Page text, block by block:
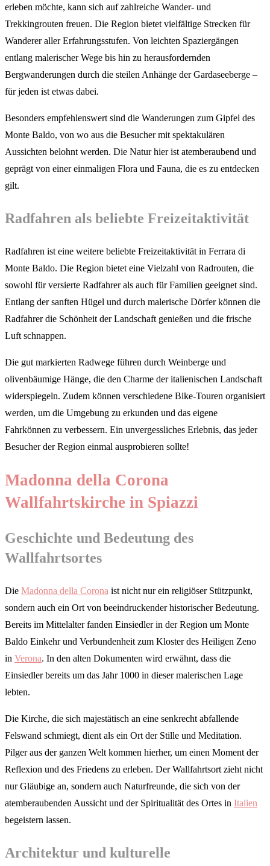
erleben möchte, kann sich auf zahlreiche Wander- und
Trekkingrouten freuen. Die Region bietet vielfältige Strecken für
Wanderer aller Erfahrungsstufen. Von leichten Spaziergängen
entlang malerischer Wege bis hin zu herausfordernden
Bergwanderungen durch die steilen Anhänge der Gardaseeberge –
für jeden ist etwas dabei.
Besonders empfehlenswert sind die Wanderungen zum Gipfel des
Monte Baldo, von wo aus die Besucher mit spektakulären
Aussichten belohnt werden. Die Natur hier ist atemberaubend und
geprägt von einer einmaligen Flora und Fauna, die es zu entdecken
gilt.
Radfahren als beliebte Freizeitaktivität
Radfahren ist eine weitere beliebte Freizeitaktivität in Ferrara di
Monte Baldo. Die Region bietet eine Vielzahl von Radrouten, die
sowohl für versierte Radfahrer als auch für Familien geeignet sind.
Entlang der sanften Hügel und durch malerische Dörfer können die
Radfahrer die Schönheit der Landschaft genießen und die frische
Luft schnappen.
Die gut markierten Radwege führen durch Weinberge und
olivenbäumige Hänge, die den Charme der italienischen Landschaft
widerspiegeln. Zudem können verschiedene Bike-Touren organisiert
werden, um die Umgebung zu erkunden und das eigene
Fahrkönnen zu verbessern. Ein unvergessliches Erlebnis, das jeder
Besucher der Region einmal ausprobieren sollte!
Madonna della Corona
Wallfahrtskirche in Spiazzi
Geschichte und Bedeutung des
Wallfahrtsortes
Die Madonna della Corona ist nicht nur ein religiöser Stützpunkt,
sondern auch ein Ort von beeindruckender historischer Bedeutung.
Bereits im Mittelalter fanden Einsiedler in der Region um Monte
Baldo Einkehr und Verbundenheit zum Kloster des Heiligen Zeno
in Verona. In den alten Dokumenten wird erwähnt, dass die
Einsiedler bereits um das Jahr 1000 in dieser malerischen Lage
lebten.
Die Kirche, die sich majestätisch an eine senkrecht abfallende
Felswand schmiegt, dient als ein Ort der Stille und Meditation.
Pilger aus der ganzen Welt kommen hierher, um einen Moment der
Reflexion und des Friedens zu erleben. Der Wallfahrtsort zieht nicht
nur Gläubige an, sondern auch Naturfreunde, die sich von der
atemberaubenden Aussicht und der Spiritualität des Ortes in Italien
begeistern lassen.
Architektur und kulturelle